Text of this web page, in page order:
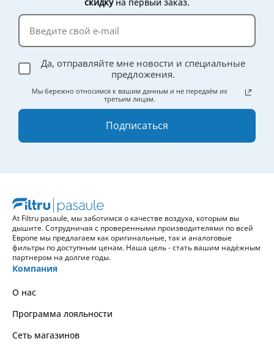
эффективности.
Да, отправляйте мне новости и специальные
предложения.
Мы бережно относимся к вашим данным и не передаём их
третьим лицам.
Подписаться
At Filtru pasaule, мы заботимся о качестве воздуха, которым вы
дышите. Сотрудничая с проверенными производителями по всей
Европе мы предлагаем как оригинальные, так и аналоговые
фильтры по доступным ценам. Наша цель - стать вашим надёжным
партнером на долгие годы.
Компания
О нас
Программа лояльности
Сеть магазинов